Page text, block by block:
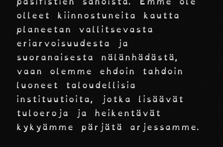
olleet kiinnostuneita kautta
planeetan vallitsevasta
eriarvoisuudesta ja
suoranaisesta nälänhädästä,
vaan olemme ehdoin tahdoin
luoneet taloudellisia
instituutioita, jotka lisäävät
tuloeroja ja heikentävät
kykyämme pärjätä arjessamme.